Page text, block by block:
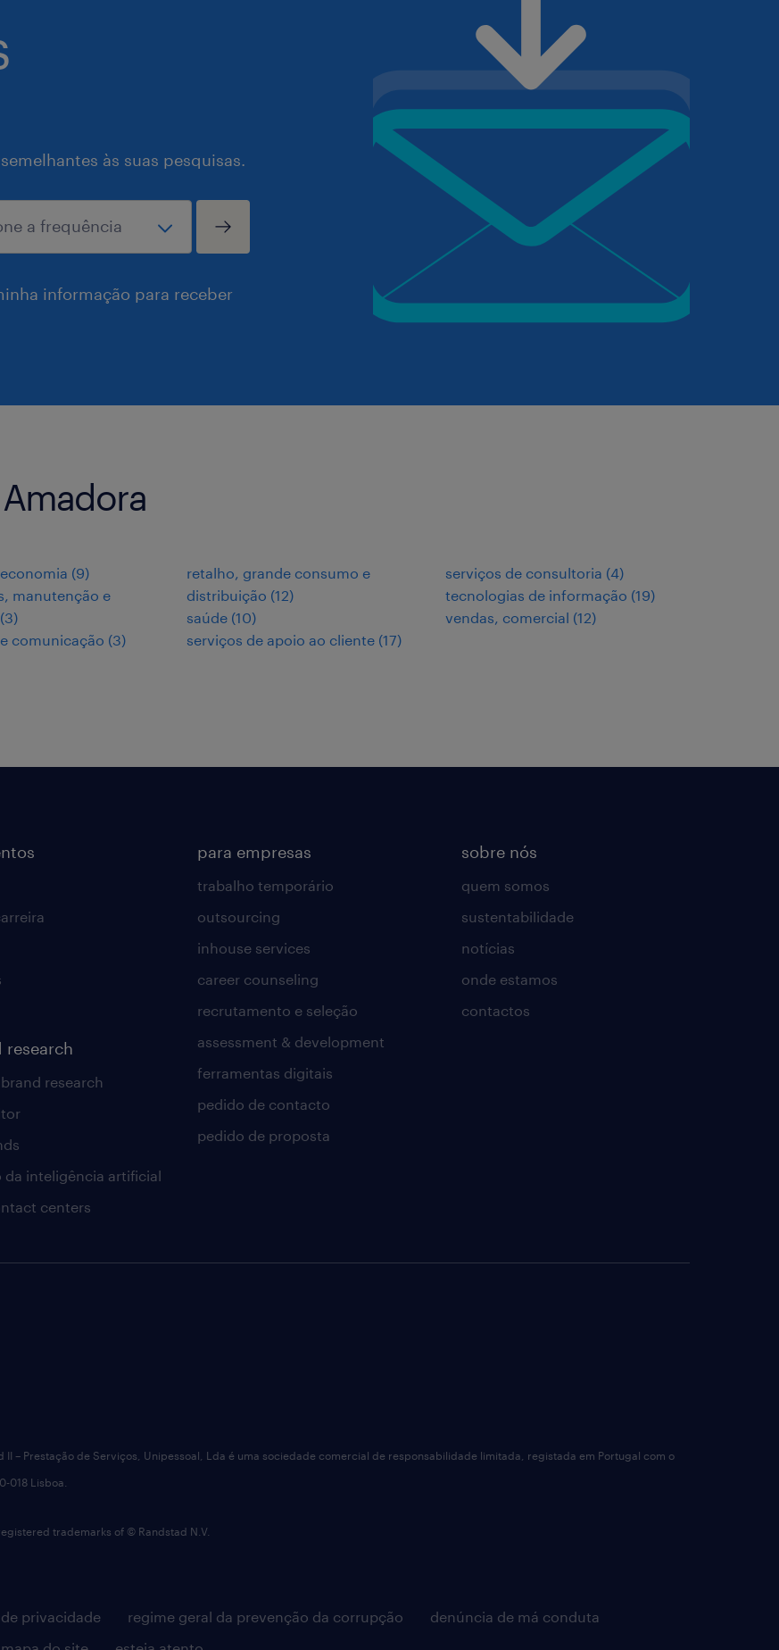
às suas pesquisas.
informação para receber
(9)
manutenção e
(3)
comunicação (3)
retalho, grande consumo e
distribuição (12)
saúde (10)
serviços de apoio ao cliente (17)
serviços de consultoria (4)
tecnologias de informação (19)
vendas, comercial (12)
research
research
da inteligência artificial
centers
para empresas
trabalho temporário
outsourcing
inhouse services
career counseling
recrutamento e seleção
assessment & development
ferramentas digitais
pedido de contacto
pedido de proposta
sobre nós
quem somos
sustentabilidade
notícias
onde estamos
contactos
privacidade regime geral da prevenção da corrupção
denúncia de má conduta
II – Prestação de Serviços, Unipessoal, Lda é uma sociedade comercial de responsabilidade limitada, registada em Portugal com o
018 Lisboa.
trademarks of © Randstad N.V.